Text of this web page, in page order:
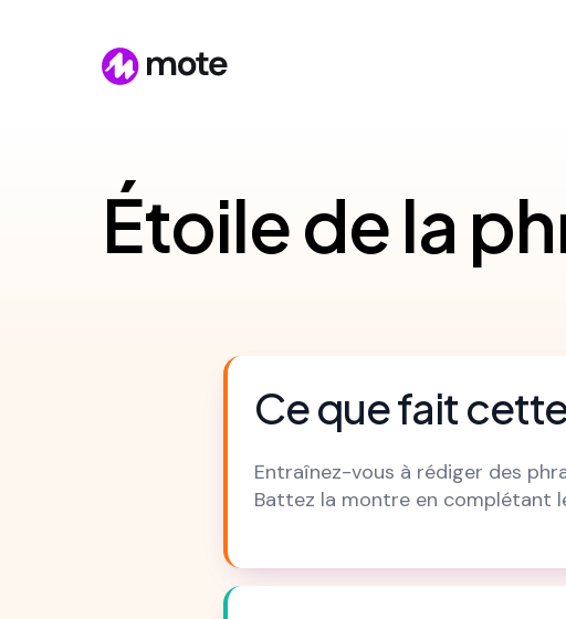
Étoile de la
Ce que fait
Entraînez-vous à rédiger des
Battez la montre en complétant